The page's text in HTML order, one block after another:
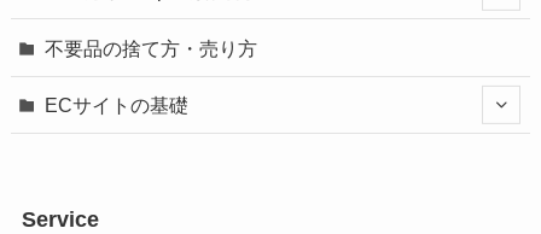
不要品の捨て方・売り方
ECサイトの基礎
Service